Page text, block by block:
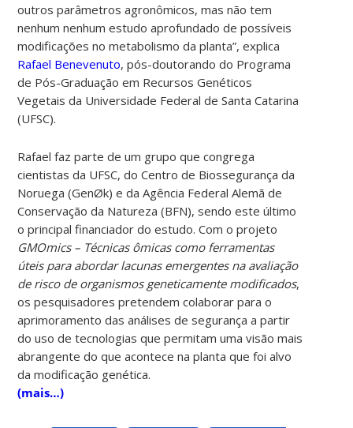
outros parâmetros agronômicos, mas não tem
nenhum nenhum estudo aprofundado de possíveis
modificações no metabolismo da planta”, explica
Rafael Benevenuto, pós-doutorando do Programa
de Pós-Graduação em Recursos Genéticos
Vegetais da Universidade Federal de Santa Catarina
(UFSC).
Rafael faz parte de um grupo que congrega
cientistas da UFSC, do Centro de Biossegurança da
Noruega (GenØk) e da Agência Federal Alemã de
Conservação da Natureza (BFN), sendo este último
o principal financiador do estudo. Com o projeto
GMOmics – Técnicas ômicas como ferramentas
úteis para abordar lacunas emergentes na avaliação
de risco de organismos geneticamente modificados,
os pesquisadores pretendem colaborar para o
aprimoramento das análises de segurança a partir
do uso de tecnologias que permitam uma visão mais
abrangente do que acontece na planta que foi alvo
da modificação genética.
(mais…)